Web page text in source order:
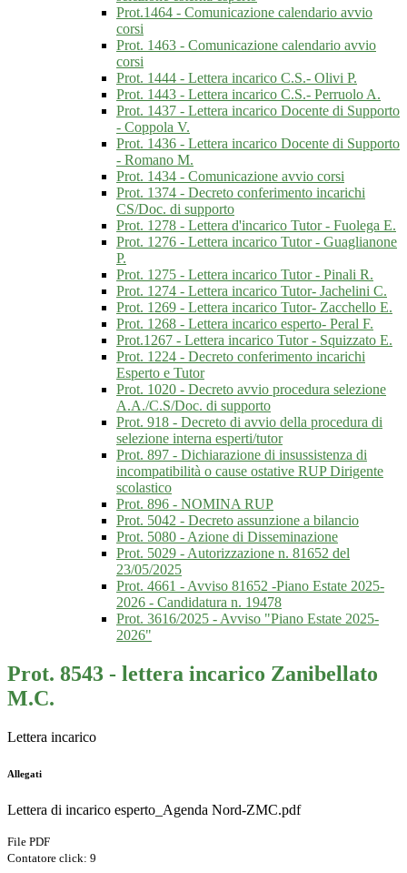
Prot.1464 - Comunicazione calendario avvio
corsi
Prot. 1463 - Comunicazione calendario avvio
corsi
Prot. 1444 - Lettera incarico C.S.- Olivi P.
Prot. 1443 - Lettera incarico C.S.- Perruolo A.
Prot. 1437 - Lettera incarico Docente di Supporto
- Coppola V.
Prot. 1436 - Lettera incarico Docente di Supporto
- Romano M.
Prot. 1434 - Comunicazione avvio corsi
Prot. 1374 - Decreto conferimento incarichi
CS/Doc. di supporto
Prot. 1278 - Lettera d'incarico Tutor - Fuolega E.
Prot. 1276 - Lettera incarico Tutor - Guaglianone
P.
Prot. 1275 - Lettera incarico Tutor - Pinali R.
Prot. 1274 - Lettera incarico Tutor- Jachelini C.
Prot. 1269 - Lettera incarico Tutor- Zacchello E.
Prot. 1268 - Lettera incarico esperto- Peral F.
Prot.1267 - Lettera incarico Tutor - Squizzato E.
Prot. 1224 - Decreto conferimento incarichi
Esperto e Tutor
Prot. 1020 - Decreto avvio procedura selezione
A.A./C.S/Doc. di supporto
Prot. 918 - Decreto di avvio della procedura di
selezione interna esperti/tutor
Prot. 897 - Dichiarazione di insussistenza di
incompatibilità o cause ostative RUP Dirigente
scolastico
Prot. 896 - NOMINA RUP
Prot. 5042 - Decreto assunzione a bilancio
Prot. 5080 - Azione di Disseminazione
Prot. 5029 - Autorizzazione n. 81652 del
23/05/2025
Prot. 4661 - Avviso 81652 -Piano Estate 2025-
2026 - Candidatura n. 19478
Prot. 3616/2025 - Avviso "Piano Estate 2025-
2026"
Prot. 8543 - lettera incarico Zanibellato
M.C.
Lettera incarico
Allegati
Lettera di incarico esperto_Agenda Nord-ZMC.pdf
File PDF
Contatore click: 9